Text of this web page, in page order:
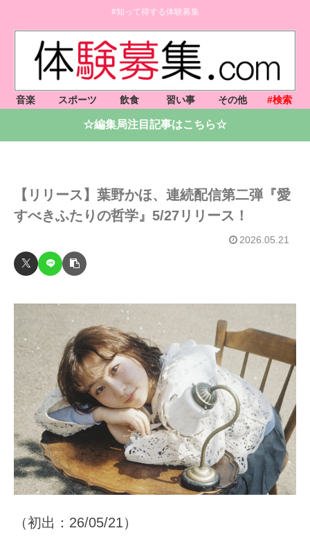
#知って得する体験募集
音楽 スポーツ 飲食 習い事 その他 #検索
☆編集局注目記事はこちら☆
【リリース】葉野かほ、連続配信第二弾『愛
すべきふたりの哲学』5/27リリース！
2026.05.21
（初出：26/05/21）